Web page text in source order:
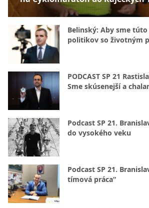
Belinský: Aby sme
politikov so životným
PODCAST SP 21
Sme skúsenejší a
Podcast SP 21.
do vysokého veku
Podcast SP 21.
tímová práca“